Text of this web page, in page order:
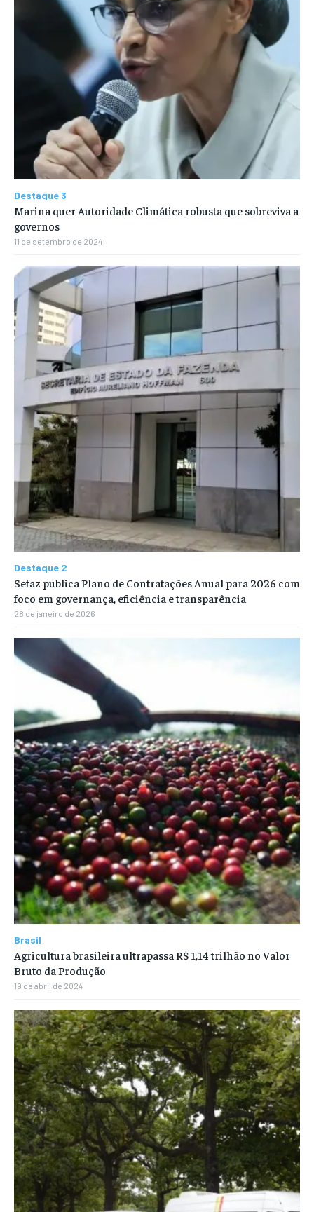
Destaque 3
Marina quer Autoridade Climática robusta que sobreviva a
governos
11 de setembro de 2024
Destaque 2
Sefaz publica Plano de Contratações Anual para 2026 com
foco em governança, eficiência e transparência
28 de janeiro de 2026
Brasil
Agricultura brasileira ultrapassa R$ 1,14 trilhão no Valor
Bruto da Produção
19 de abril de 2024